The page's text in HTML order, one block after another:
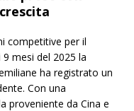
competitive per il
mesi del 2025 la
ha registrato un
Con una
proveniente da Cina e